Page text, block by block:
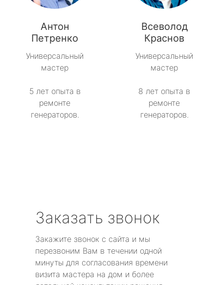
Антон
Петренко
Универсальный
мастер
5 лет опыта в
ремонте
генераторов.
Всеволод
Краснов
Универсальный
мастер
8 лет опыта в
ремонте
генераторов.
Заказать звонок
Закажите звонок с сайта и мы
перезвоним Вам в течении одной
минуты для согласования времени
визита мастера на дом и более